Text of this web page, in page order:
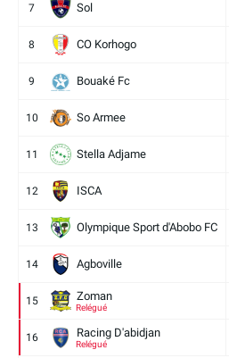
7 Sol
8 CO Korhogo
9 Bouaké Fc
10 So Armee
11 Stella Adjame
12 ISCA
13 Olympique Sport d'Abobo FC
14 Agboville
15 Zoman
Relégué
16 Racing D'abidjan
Relégué